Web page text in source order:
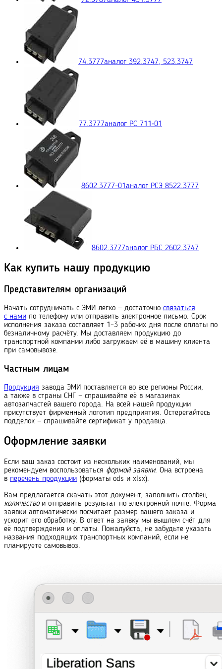
74.3777аналог 392.3747, 523.3747
77.3777аналог РС 711‑01
8602.3777-01аналог РСЭ 8522.3777
8602.3777аналог РБС 2602.3747
Как купить нашу продукцию
Представителям организаций
Начать сотрудничать с ЭМИ легко — достаточно связаться
с нами по телефону или отправить электронное письмо. Срок
исполнения заказа составляет 1–3 рабочих дня после оплаты по
безналичному расчёту. Мы доставляем продукцию до
транспортной компании либо загружаем её в машину клиента
при самовывозе.
Частным лицам
Продукция завода ЭМИ поставляется во все регионы России,
а также в страны СНГ — спрашивайте её в магазинах
автозапчастей вашего города. На всей нашей продукции
присутствует фирменный логотип предприятия. Остерегайтесь
подделок — спрашивайте сертификат у продавца.
Оформление заявки
Если ваш заказ состоит из нескольких наименований, мы
рекомендуем воспользоваться формой заявки. Она встроена
в перечень продукции (форматы ods и xlsx).
Вам предлагается скачать этот документ, заполнить столбец
количествои отправить результат по электронной почте. Форма
заявки автоматически посчитает размер вашего заказа и
ускорит его обработку. В ответ на заявку мы вышлем счёт для
её подтверждения и оплаты. Пожалуйста, не забудьте указать
названия подходящих транспортных компаний, если не
планируете самовывоз.